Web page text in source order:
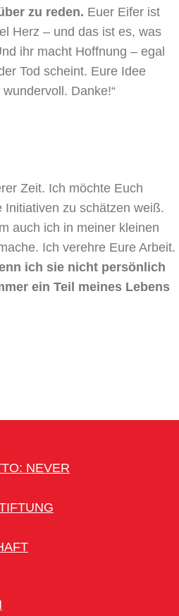
zu reden. Euer Eifer ist
Herz – und das ist es, was
ihr macht Hoffnung – egal
Tod scheint. Eure Idee
Danke!“
Zeit. Ich möchte Euch
zu schätzen weiß.
auch ich in meiner kleinen
Ich verehre Eure Arbeit.
ich sie nicht persönlich
ein Teil meines Lebens
NEVER